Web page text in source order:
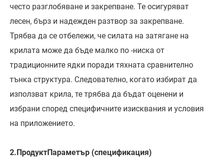
често разглобяване и закрепване. Те осигуряват
лесен, бърз и надежден разтвор за закрепване.
Трябва да се отбележи, че силата на затягане на
крилата може да бъде малко по -ниска от
традиционните ядки поради тяхната сравнително
тънка структура. Следователно, когато избират да
използват крила, те трябва да бъдат оценени и
избрани според специфичните изисквания и условия
на приложението.
2.ПродуктПараметър (спецификация)